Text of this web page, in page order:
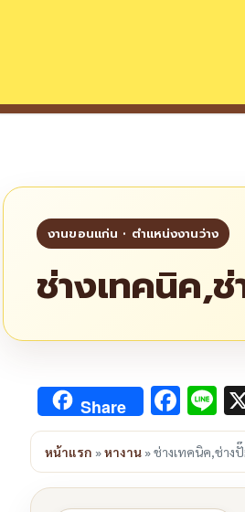
ช่างเทคนิค,
Share
หน้าแรก »หางาน »ช่างเทคนิค,ช่าง